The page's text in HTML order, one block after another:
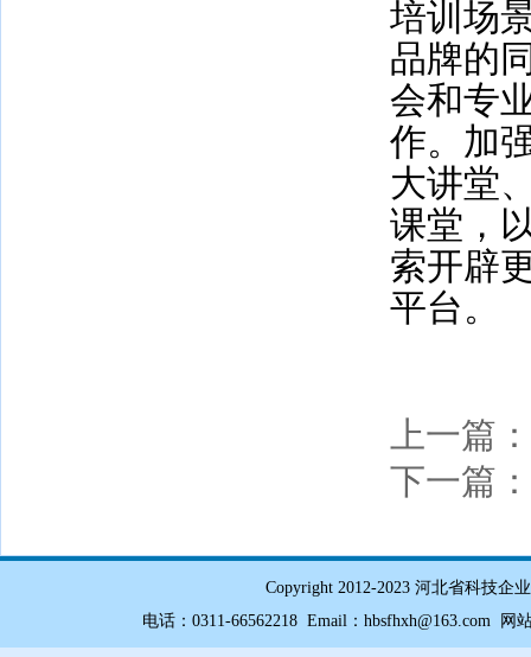
培训场
品牌的
会和专
作。加
大讲堂
课堂，
索开辟
平台。
上一篇：
下一篇：
Copyright 2012-2023 河北省科技企
电话：0311-66562218 Email：hbsfhxh@163.com 网